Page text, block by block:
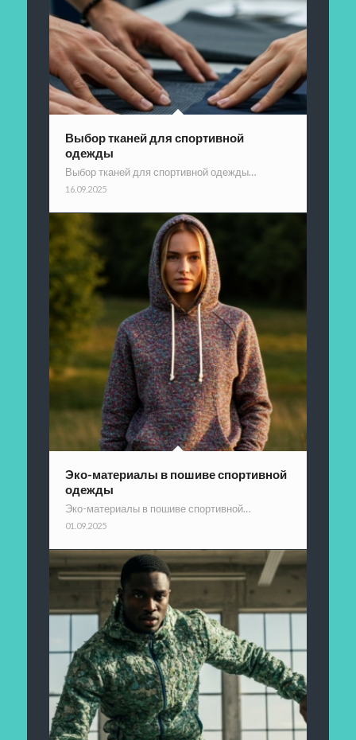
Выбор тканей для спортивной
одежды
Выбор тканей для спортивной одежды…
16.09.2025
Эко-материалы в пошиве спортивной
одежды
Эко-материалы в пошиве спортивной…
01.09.2025